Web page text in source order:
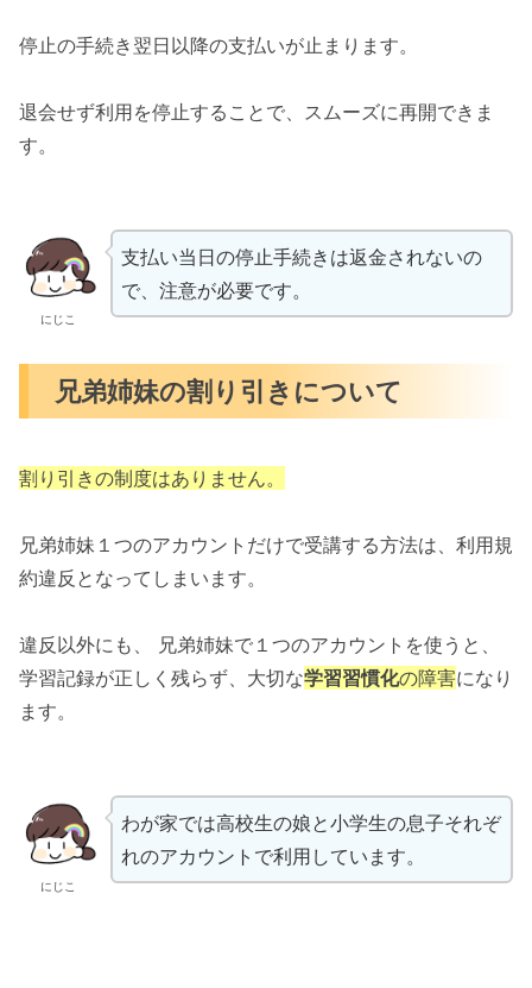
停止の手続き翌日以降の支払いが止まります。
退会せず利用を停止することで、スムーズに再開できま
す。
にじこ
支払い当日の停止手続きは返金されないの
で、注意が必要です。
兄弟姉妹の割り引きについて
割り引きの制度はありません。
兄弟姉妹１つのアカウントだけで受講する方法は、利用規
約違反となってしまいます。
違反以外にも、 兄弟姉妹で１つのアカウントを使うと、
学習記録が正しく残らず、大切な学習習慣化の障害になり
ます。
にじこ
わが家では高校生の娘と小学生の息子それぞ
れのアカウントで利用しています。